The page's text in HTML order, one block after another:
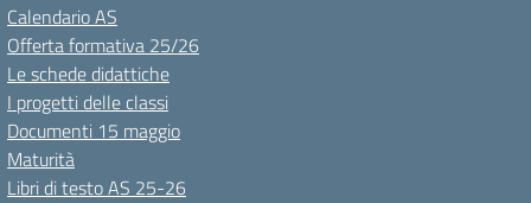
Calendario AS
Offerta formativa 25/26
Le schede didattiche
I progetti delle classi
Documenti 15 maggio
Maturità
Libri di testo AS 25-26